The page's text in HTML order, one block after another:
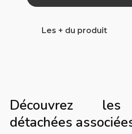
Les + du produit
Découvrez
détachées